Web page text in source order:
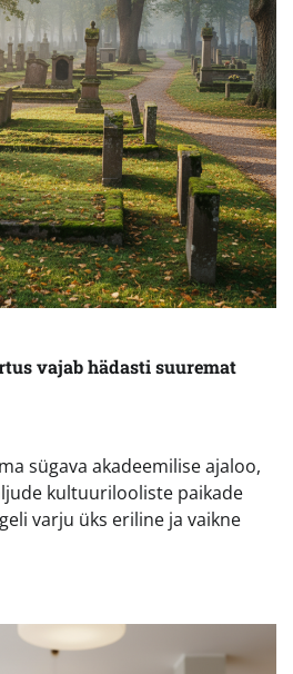
vajab hädasti suuremat
sügava akadeemilise ajaloo,
kultuurilooliste paikade
varju üks eriline ja vaikne